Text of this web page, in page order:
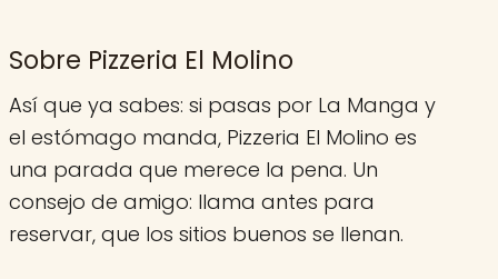
Sobre Pizzeria El Molino
Así que ya sabes: si pasas por La Manga y
el estómago manda, Pizzeria El Molino es
una parada que merece la pena. Un
consejo de amigo: llama antes para
reservar, que los sitios buenos se llenan.